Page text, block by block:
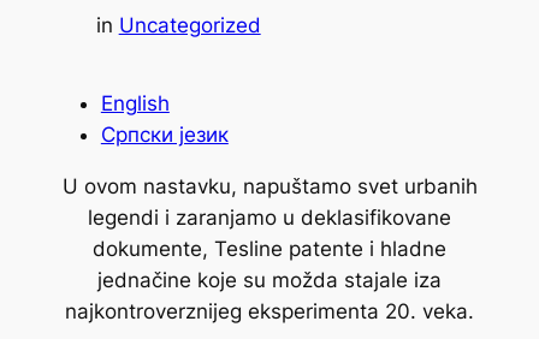
in Uncategorized
English
Српски језик
U ovom nastavku, napuštamo svet urbanih
legendi i zaranjamo u deklasifikovane
dokumente, Tesline patente i hladne
jednačine koje su možda stajale iza
najkontroverznijeg eksperimenta 20. veka.